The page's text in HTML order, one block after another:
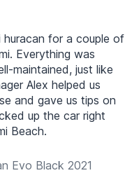
huracan for a couple of
Everything was
maintained, just like
Alex helped us
and gave us tips on
up the car right
Beach.
Evo Black 2021